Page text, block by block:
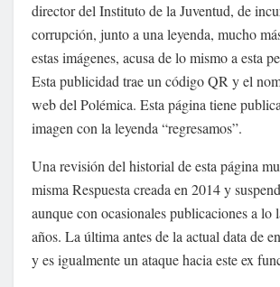
director del Instituto de la Juventud, de
corrupción, junto a una leyenda, mucho
estas imágenes, acusa de lo mismo a esta
Esta publicidad trae un código QR y el
web del Polémica. Esta página tiene
imagen con la leyenda “regresamos”.
Una revisión del historial de esta página
misma Respuesta creada en 2014 y
aunque con ocasionales publicaciones a lo
años. La última antes de la actual data de
y es igualmente un ataque hacia este ex